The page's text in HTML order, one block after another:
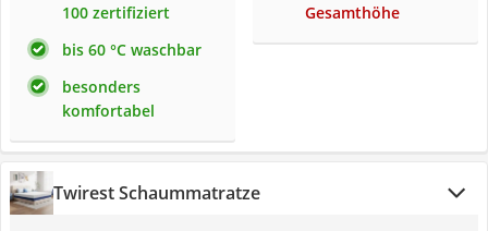
100 zertifiziert
bis 60 °C waschbar
besonders
komfortabel
Gesamthöhe
Twirest Schaummatratze